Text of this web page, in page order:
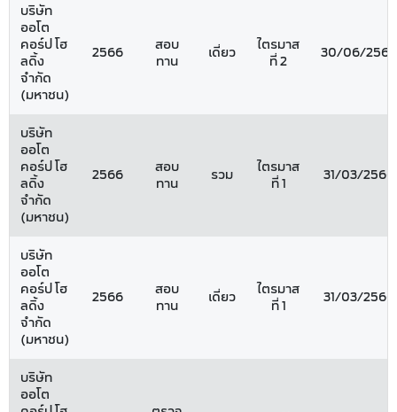
บริษัท
ออโต
คอร์ป โฮ
ลดิ้ง
จำกัด
(มหาชน)
2566
สอบ
ทาน
เดี่ยว
ไตรมาส
ที่ 2
30/06/2566
บริษัท
ออโต
คอร์ป โฮ
ลดิ้ง
จำกัด
(มหาชน)
2566
สอบ
ทาน
รวม
ไตรมาส
ที่ 1
31/03/2566
บริษัท
ออโต
คอร์ป โฮ
ลดิ้ง
จำกัด
(มหาชน)
2566
สอบ
ทาน
เดี่ยว
ไตรมาส
ที่ 1
31/03/2566
บริษัท
ออโต